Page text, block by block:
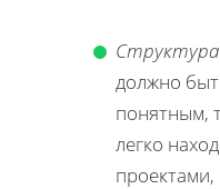
должно
понятным,
легко